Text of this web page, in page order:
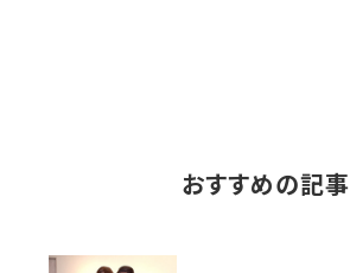
おすすめの記事